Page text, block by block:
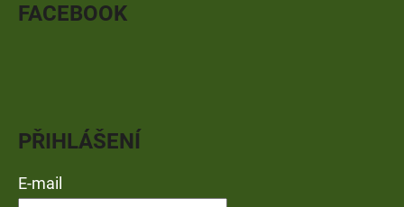
FACEBOOK
PŘIHLÁŠENÍ
E-mail